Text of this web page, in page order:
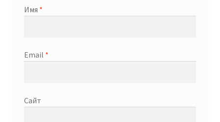
Имя *
Email *
Сайт